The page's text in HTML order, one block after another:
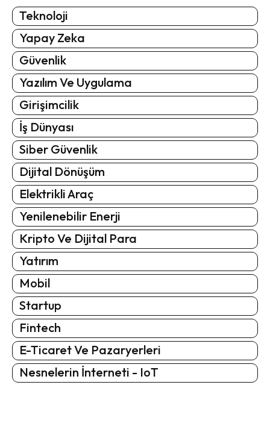
Teknoloji
Yapay Zeka
Güvenlik
Yazılım Ve Uygulama
Girişimcilik
İş Dünyası
Siber Güvenlik
Dijital Dönüşüm
Elektrikli Araç
Yenilenebilir Enerji
Kripto Ve Dijital Para
Yatırım
Mobil
Startup
Fintech
E-Ticaret Ve Pazaryerleri
Nesnelerin İnterneti - IoT